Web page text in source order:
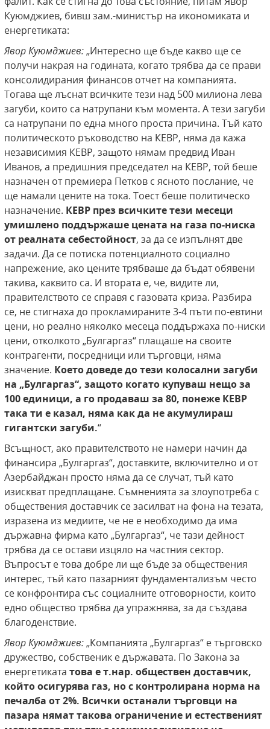
Куюмджиев, бивш зам.-министър на икономиката и
енергетиката:
Явор Куюмджиев:„Интересно ще бъде какво ще се
получи накрая на годината, когато трябва да се прави
консолидирания финансов отчет на компанията.
Тогава ще лъснат всичките тези над 500 милиона лева
загуби, които са натрупани към момента. А тези загуби
са натрупани по една много проста причина. Тъй като
политическото ръководство на КЕВР, няма да кажа
независимия КЕВР, защото нямам предвид Иван
Иванов, а предишния председател на КЕВР, той беше
назначен от премиера Петков с ясното послание, че
ще намали цените на тока. Тоест беше политическо
назначение. КЕВР през всичките тези месеци
умишлено поддържаше цената на газа по-ниска
от реалната себестойност, за да се изпълнят две
задачи. Да се потиска потенциалното социално
напрежение, ако цените трябваше да бъдат обявени
такива, каквито са. И втората е, че, видите ли,
правителството се справя с газовата криза. Разбира
се, не стигнаха до прокламираните 3-4 пъти по-евтини
цени, но реално няколко месеца поддържаха по-ниски
цени, отколкото „Булгаргаз“ плащаше на своите
контрагенти, посредници или търговци, няма
значение. Което доведе до тези колосални загуби
на „Булгаргаз“, защото когато купуваш нещо за
100 единици, а го продаваш за 80, понеже КЕВР
така ти е казал, няма как да не акумулираш
гигантски загуби.“
Всъщност, ако правителството не намери начин да
финансира „Булгаргаз“, доставките, включително и от
Азербайджан просто няма да се случат, тъй като
изискват предплащане. Съмненията за злоупотреба с
обществения доставчик се засилват на фона на тезата,
изразена из медиите, че не е необходимо да има
държавна фирма като „Булгаргаз“, че тази дейност
трябва да се остави изцяло на частния сектор.
Въпросът е това добре ли ще бъде за обществения
интерес, тъй като пазарният фундаментализъм често
се конфронтира със социалните отговорности, които
едно общество трябва да упражнява, за да създава
благоденствие.
Явор Куюмджиев:„Компанията „Булгаргаз“ е търговско
дружество, собственик е държавата. По Закона за
енергетиката това е т.нар. обществен доставчик,
който осигурява газ, но с контролирана норма на
печалба от 2%. Всички останали търговци на
пазара нямат такова ограничение и естественият